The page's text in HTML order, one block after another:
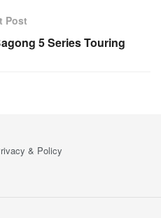
Post
5 Series Touring
& Policy